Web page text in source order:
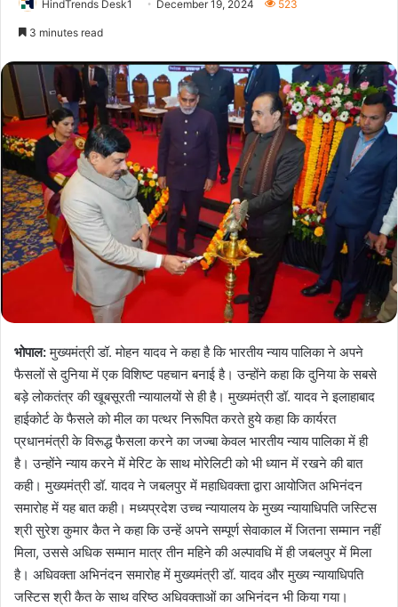
HindTrends Desk1 December 19, 2024 523
3 minutes read
भोपाल:मुख्यमंत्री डॉ. मोहन यादव ने कहा है कि भारतीय न्याय पालिका ने अपने
फैसलों से दुनिया में एक विशिष्ट पहचान बनाई है। उन्होंने कहा कि दुनिया के सबसे
बड़े लोकतंत्र की खूबसूरती न्यायालयों से ही है। मुख्यमंत्री डॉ. यादव ने इलाहाबाद
हाईकोर्ट के फैसले को मील का पत्थर निरूपित करते हुये कहा कि कार्यरत
प्रधानमंत्री के विरूद्ध फैसला करने का जज्बा केवल भारतीय न्याय पालिका में ही
है। उन्होंने न्याय करने में मेरिट के साथ मोरेलिटी को भी ध्यान में रखने की बात
कही। मुख्‍यमंत्री डॉ. यादव ने जबलपुर में महाधिवक्‍ता द्वारा आयोजित अभिनंदन
समारोह में यह बात कही। मध्यप्रदेश उच्च न्यायालय के मुख्य न्यायाधिपति जस्टिस
श्री सुरेश कुमार कैत ने कहा कि उन्हें अपने सम्पूर्ण सेवाकाल में जितना सम्मान नहीं
मिला, उससे अधिक सम्मान मात्र तीन महिने की अल्पावधि में ही जबलपुर में मिला
है। अधिवक्ता अभिनंदन समारोह में मुख्यमंत्री डॉ. यादव और मुख्य न्यायाधिपति
जस्टिस श्री कैत के साथ वरिष्ठ अधिवक्ताओं का अभिनंदन भी किया गया।